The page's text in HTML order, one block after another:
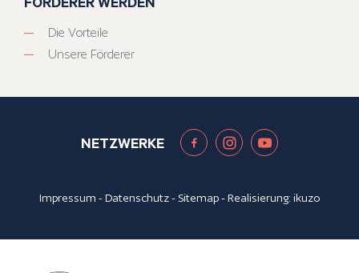
Die Vorteile
Unsere Förderer
NETZWERKE
Impressum -Datenschutz- Sitemap- Realisierung:ikuzo